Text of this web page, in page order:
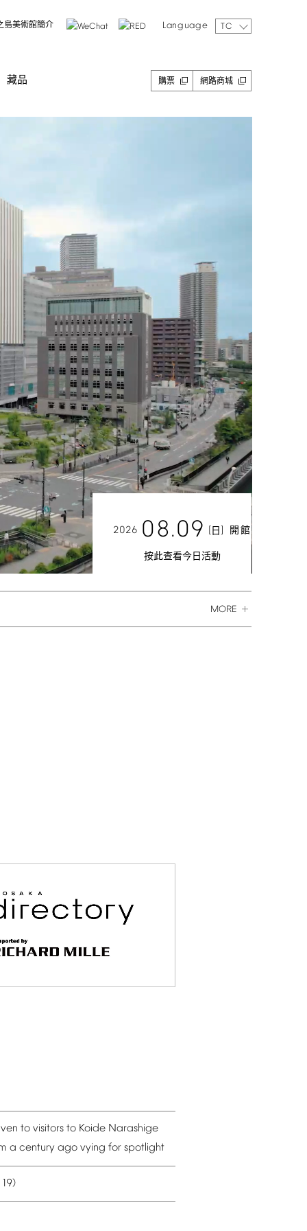
島美術館簡介 Language TC
藏品 購票 網路商城
2026 08.09 [日] 開館
按此查看今日活動
MORE
to visitors to Koide Narashige
a century ago vying for spotlight
19)